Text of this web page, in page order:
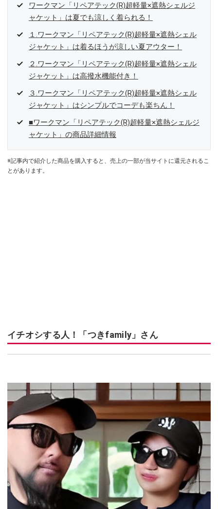
ワークマン「リペアテック(R)超軽量×遮熱シェルジ
ャケット」は夏でも涼しく着られる！
１.ワークマン「リペアテック(R)超軽量×遮熱シェル
ジャケット」は着るほうが涼しい夏アウター！
２.ワークマン「リペアテック(R)超軽量×遮熱シェル
ジャケット」は高撥水機能付き！
３.ワークマン「リペアテック(R)超軽量×遮熱シェル
ジャケット」はシンプルでコーデも楽ちん！
■ワークマン「リペアテック(R)超軽量×遮熱シェルジ
ャケット」の商品詳細情報
※記事内で紹介した商品を購入すると、売上の一部が当サイトに還元されるこ
とがあります。
イチオシする人！「つきfamily」さん